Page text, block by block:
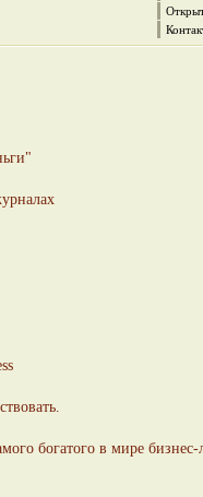
богатого в мире бизнес-